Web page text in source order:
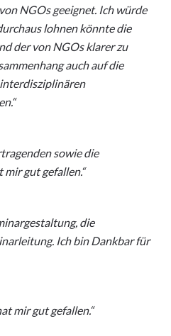
NGOs geeignet. Ich würde
lohnen könnte die
der von NGOs klarer zu
auch auf die
sowie die
gut gefallen.“
die
Ich bin Dankbar für
mir gut gefallen.“